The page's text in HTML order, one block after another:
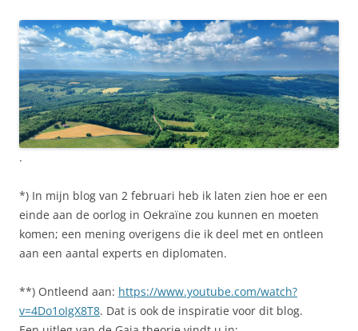
.
*) In mijn blog van 2 februari heb ik laten zien hoe er een
einde aan de oorlog in Oekraïne zou kunnen en moeten
komen; een mening overigens die ik deel met en ontleen
aan een aantal experts en diplomaten.
**) Ontleend aan: https://www.youtube.com/watch?
v=4Do1oIgX8T8. Dat is ook de inspiratie voor dit blog.